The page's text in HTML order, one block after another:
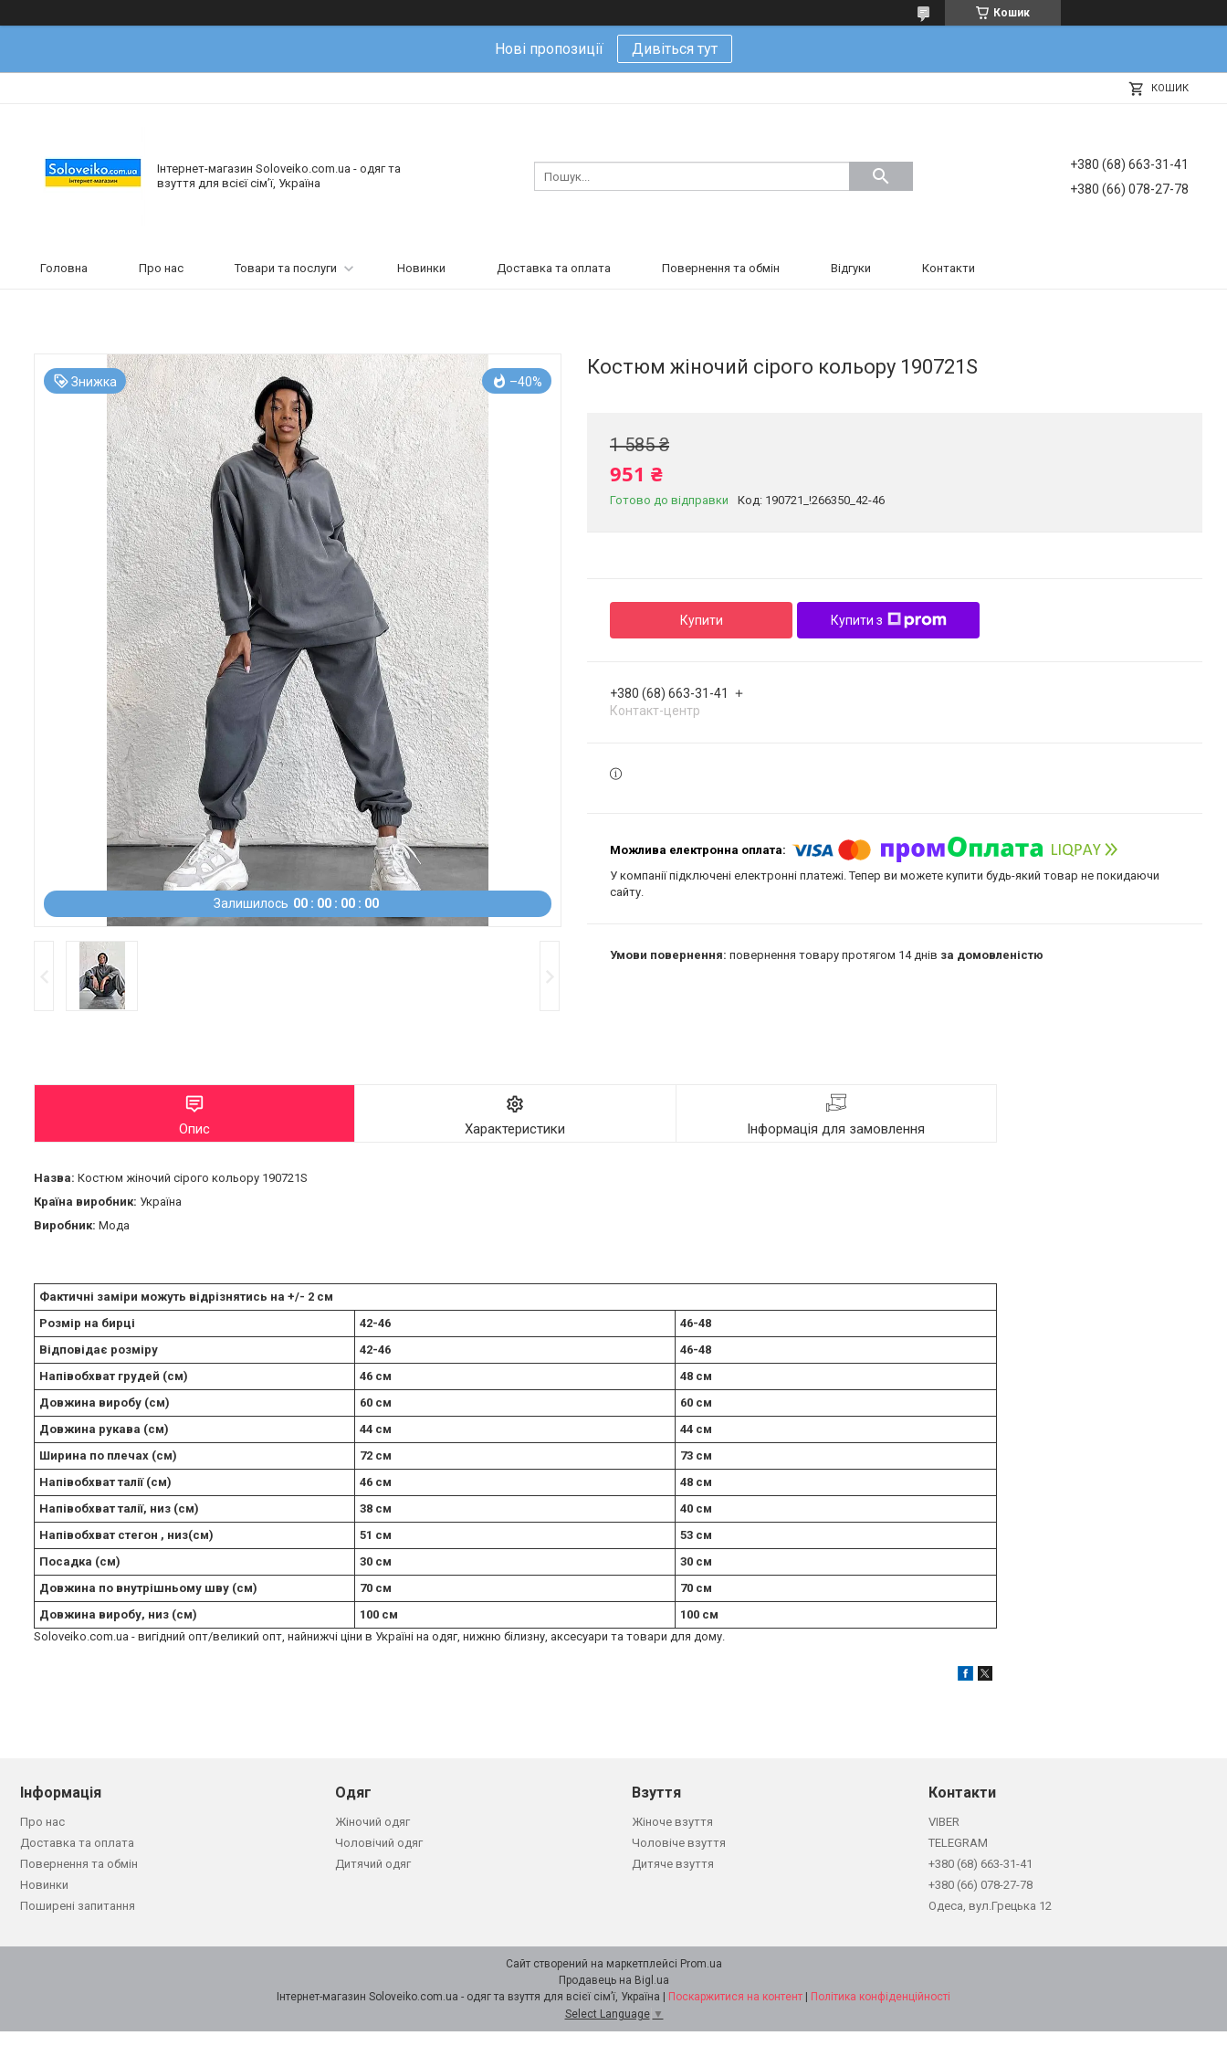
Кошик
Нові пропозиції Дивіться тут
КОШИК
Інтернет-магазин Soloveiko.com.ua - одяг та
взуття для всієї сім’ї, Україна
+380 (68) 663-31-41
+380 (66) 078-27-78
Головна Про нас Товари та послуги Новинки Доставка та оплата Повернення та обмін Відгуки Контакти
Залишилось 00 00 00 00
Знижка –40%
Костюм жіночий сірого кольору 190721S
1 585 ₴
951 ₴
Готово до відправки Код: 190721_!266350_42-46
Купити Купити з
+380 (68) 663-31-41
Контакт-центр
У компанії підключені електронні платежі. Тепер ви можете купити будь-який товар не покидаючи
сайту.
повернення товару протягом 14 днів за домовленістю
Опис Характеристики Інформація для замовлення
Назва: Костюм жіночий сірого кольору 190721S
Країна виробник: Україна
Виробник: Мода
Фактичні заміри можуть відрізнятись на +/- 2 см
Розмір на бирці
42-46
46-48
Відповідає розміру
42-46
46-48
Напівобхват грудей (см)
46 см
48 см
Довжина виробу (см)
60 см
60 см
Довжина рукава (см)
44 см
44 см
Ширина по плечах (см)
72 см
73 см
Напівобхват талії (см)
46 см
48 см
Напівобхват талії, низ (см)
38 см
40 см
Напівобхват стегон , низ(см)
51 см
53 см
Посадка (см)
30 см
30 см
Довжина по внутрішньому шву (см)
70 см
70 см
Довжина виробу, низ (см)
100 см
100 см
Soloveiko.com.ua - вигідний опт/великий опт, найнижчі ціни в Україні на одяг, нижню білизну, аксесуари та товари для дому.
Інформація
Про нас
Доставка та оплата
Повернення та обмін
Новинки
Поширені запитання
Одяг
Жіночий одяг
Чоловічий одяг
Дитячий одяг
Взуття
Жіноче взуття
Чоловіче взуття
Дитяче взуття
Контакти
VIBER
TELEGRAM
+380 (68) 663-31-41
+380 (66) 078-27-78
Одеса, вул.Грецька 12
Сайт створений на маркетплейсі Prom.ua
Продавець на Bigl.ua
Поскаржитися на контент
Політика конфіденційності
Select Language ▼